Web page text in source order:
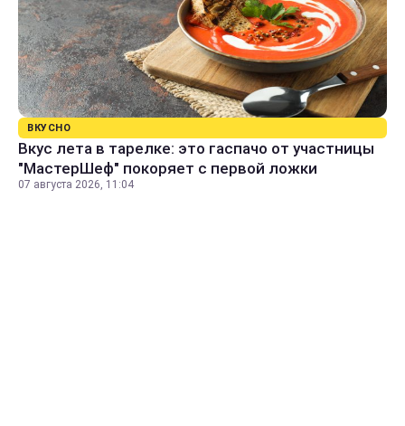
ВКУСНО
Вкус лета в тарелке: это гаспачо от участницы
"МастерШеф" покоряет с первой ложки
07 августа 2026, 11:04